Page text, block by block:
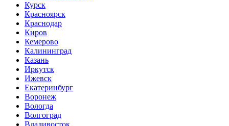
Курск
Красноярск
Краснодар
Киров
Кемерово
Калининград
Казань
Иркутск
Ижевск
Екатеринбург
Воронеж
Вологда
Волгоград
Владивосток